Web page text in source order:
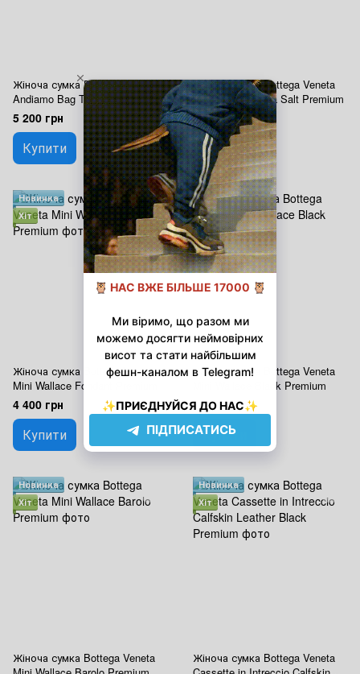
Жіноча сумка Bottega Veneta
Andiamo Bag Travertine
Premium
5 200 грн
Купити
Жіноча сумка Bottega Veneta
Andiamo Bag Sea Salt Premium
5 200 грн
Купити
Новинка
Хіт
Жіноча сумка Bottega Veneta
Mini Wallace Fondant Premium
4 400 грн
Купити
Новинка
Хіт
Жіноча сумка Bottega Veneta
Mini Wallace Black Premium
4 400 грн
Купити
Новинка
Хіт
Жіноча сумка Bottega Veneta
Новинка
Хіт
Жіноча сумка Bottega Veneta